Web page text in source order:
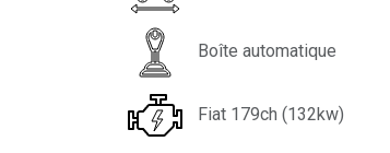
Boîte automatique
Fiat 179ch (132kw)